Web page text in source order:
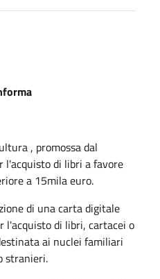
, promossa dal
l'acquisto di libri a favore
a 15mila euro.
di una carta digitale
l'acquisto di libri, cartacei o
ai nuclei familiari
stranieri.